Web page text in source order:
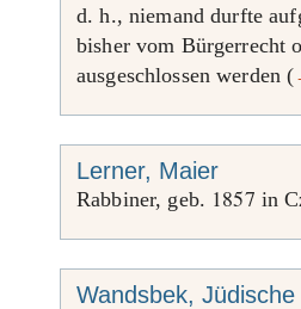
d. h., niemand durfte
bisher vom Bürgerrecht
ausgeschlossen werden (
Lerner, Maier
Rabbiner, geb. 1857 in
Wandsbek,